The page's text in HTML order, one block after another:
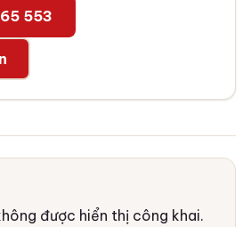
553
được hiển thị công khai.